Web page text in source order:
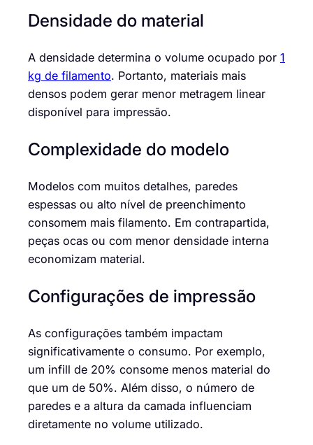
Densidade do material
A densidade determina o volume ocupado por 1
kg de filamento. Portanto, materiais mais
densos podem gerar menor metragem linear
disponível para impressão.
Complexidade do modelo
Modelos com muitos detalhes, paredes
espessas ou alto nível de preenchimento
consomem mais filamento. Em contrapartida,
peças ocas ou com menor densidade interna
economizam material.
Configurações de impressão
As configurações também impactam
significativamente o consumo. Por exemplo,
um infill de 20% consome menos material do
que um de 50%. Além disso, o número de
paredes e a altura da camada influenciam
diretamente no volume utilizado.